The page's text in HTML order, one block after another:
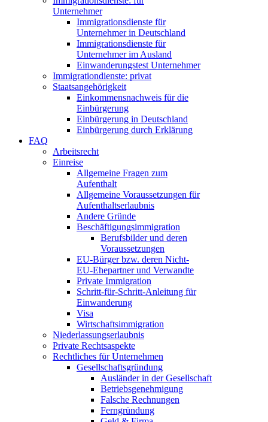
Unternehmer
Immigrationsdienste für
Unternehmer in Deutschland
Immigrationsdienste für
Unternehmer im Ausland
Einwanderungstest Unternehmer
Immigrationdienste: privat
Staatsangehörigkeit
Einkommensnachweis für die
Einbürgerung
Einbürgerung in Deutschland
Einbürgerung durch Erklärung
FAQ
Arbeitsrecht
Einreise
Allgemeine Fragen zum
Aufenthalt
Allgemeine Voraussetzungen für
Aufenthaltserlaubnis
Andere Gründe
Beschäftigungsimmigration
Berufsbilder und deren
Voraussetzungen
EU-Bürger bzw. deren Nicht-
EU-Ehepartner und Verwandte
Private Immigration
Schritt-für-Schritt-Anleitung für
Einwanderung
Visa
Wirtschaftsimmigration
Niederlassungserlaubnis
Private Rechtsaspekte
Rechtliches für Unternehmen
Gesellschaftsgründung
Ausländer in der Gesellschaft
Betriebsgenehmigung
Falsche Rechnungen
Ferngründung